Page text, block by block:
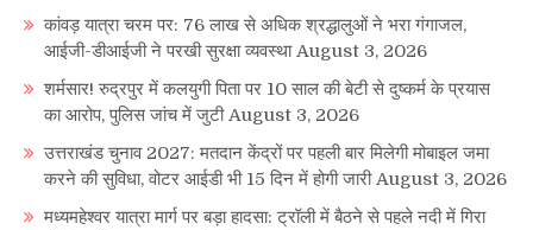
कांवड़ यात्रा चरम पर: 76 लाख से अधिक श्रद्धालुओं ने भरा गंगाजल,
आईजी-डीआईजी ने परखी सुरक्षा व्यवस्था August 3, 2026
शर्मसार! रुद्रपुर में कलयुगी पिता पर 10 साल की बेटी से दुष्कर्म के प्रयास
का आरोप, पुलिस जांच में जुटी August 3, 2026
उत्तराखंड चुनाव 2027: मतदान केंद्रों पर पहली बार मिलेगी मोबाइल जमा
करने की सुविधा, वोटर आईडी भी 15 दिन में होगी जारी August 3, 2026
मध्यमहेश्वर यात्रा मार्ग पर बड़ा हादसा: ट्रॉली में बैठने से पहले नदी में गिरा